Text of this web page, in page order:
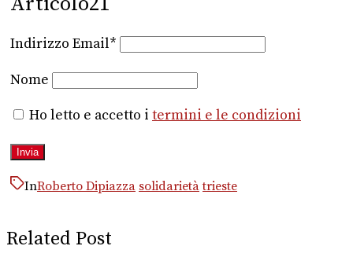
Indirizzo Email*
Nome
Ho letto e accetto i termini e le condizioni
InRoberto Dipiazza solidarietà trieste
Related Post